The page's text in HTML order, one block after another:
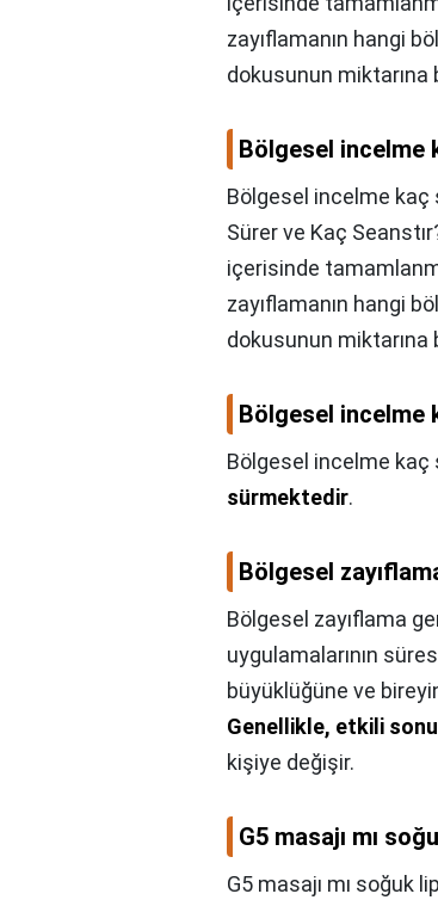
zayıflamanın hangi
dokusunun
Bölgesel incelme
Bölgesel incelme kaç
Sürer ve Kaç
içerisinde
zayıflamanın hangi
dokusunun
Bölgesel incelme
Bölgesel incelme kaç
sürmektedir.
Bölgesel
Bölgesel zayıflama
uygulamalarının
büyüklüğüne ve
Genellikle, etkili
kişiye değişir.
G5 masajı mı
G5 masajı mı soğuk